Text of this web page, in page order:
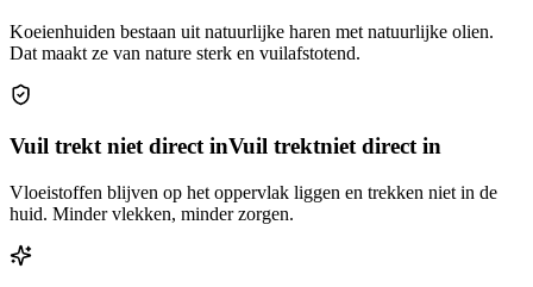
Koeienhuiden bestaan uit natuurlijke haren met natuurlijke olien.
Dat maakt ze van nature sterk en vuilafstotend.
Vuil trekt niet direct inVuil trektniet direct in
Vloeistoffen blijven op het oppervlak liggen en trekken niet in de
huid. Minder vlekken, minder zorgen.